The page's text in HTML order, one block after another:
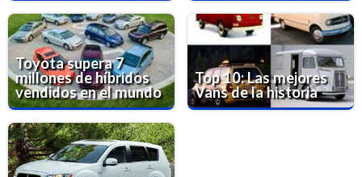
Toyota supera 7
millones de híbridos
vendidos en el mundo
Top 10: Las mejores
Vans de la historia